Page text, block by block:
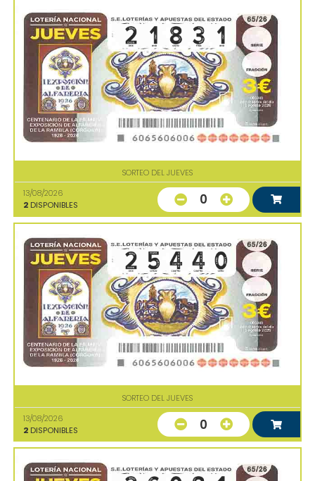
SORTEO DEL JUEVES
13/08/2026
2 DISPONIBLES 0
SORTEO DEL JUEVES
13/08/2026
2 DISPONIBLES 0